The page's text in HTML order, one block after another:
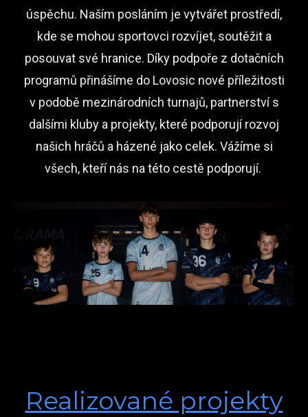
úspěchu. Naším posláním je vytvářet prostředí,
kde se mohou sportovci rozvíjet, soutěžit a
posouvat své hranice. Díky podpoře z dotačních
programů přinášíme do Lovosic nové příležitosti
v podobě mezinárodních turnajů, partnerství s
dalšími kluby a projekty, které podporují rozvoj
našich hráčů a házené jako celek. Vážíme si
všech, kteří nás na této cestě podporují.
Realizované projekty